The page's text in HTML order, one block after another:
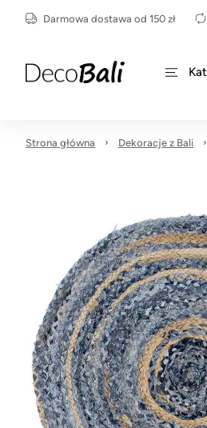
Darmowa dostawa od 150 zł
Strona główna Dekoracje z Bali